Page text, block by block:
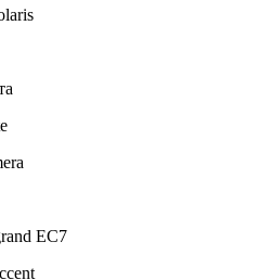
EC7